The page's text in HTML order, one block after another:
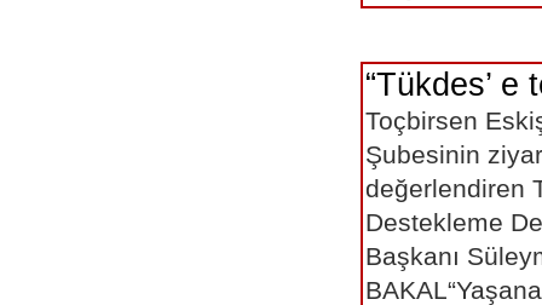
“Tükdes’
Toçbirsen
Şubesinin
değerlendiren
Destekleme
Başkanı